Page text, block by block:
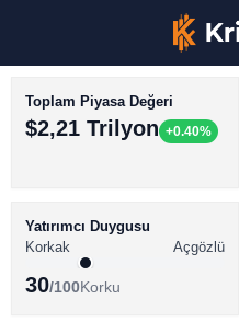
BİTCOİN HABERLERİ
ALTCOİN HABERLERİ
Toplam Piyasa Değeri
$2,21 Trilyon +0.40%
Yatırımcı Duygusu
Korkak
Açgözlü
30/100Korku